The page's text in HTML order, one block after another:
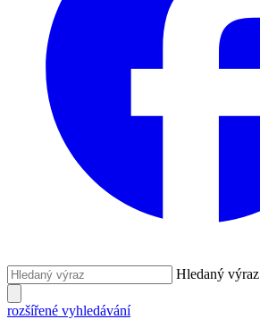
Hledaný výraz
rozšířené vyhledávání